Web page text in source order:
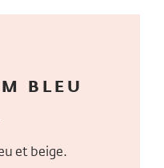
BLEU
et beige.